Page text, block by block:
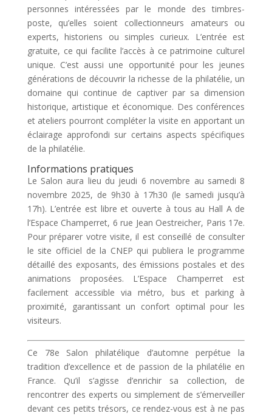
personnes intéressées par le monde des timbres-
poste, qu’elles soient collectionneurs amateurs ou
experts, historiens ou simples curieux. L’entrée est
gratuite, ce qui facilite l’accès à ce patrimoine culturel
unique. C’est aussi une opportunité pour les jeunes
générations de découvrir la richesse de la philatélie, un
domaine qui continue de captiver par sa dimension
historique, artistique et économique. Des conférences
et ateliers pourront compléter la visite en apportant un
éclairage approfondi sur certains aspects spécifiques
de la philatélie.
Informations pratiques
Le Salon aura lieu du jeudi 6 novembre au samedi 8
novembre 2025, de 9h30 à 17h30 (le samedi jusqu’à
17h). L’entrée est libre et ouverte à tous au Hall A de
l’Espace Champerret, 6 rue Jean Oestreicher, Paris 17e.
Pour préparer votre visite, il est conseillé de consulter
le site officiel de la CNEP qui publiera le programme
détaillé des exposants, des émissions postales et des
animations proposées. L’Espace Champerret est
facilement accessible via métro, bus et parking à
proximité, garantissant un confort optimal pour les
visiteurs.
Ce 78e Salon philatélique d’automne perpétue la
tradition d’excellence et de passion de la philatélie en
France. Qu’il s’agisse d’enrichir sa collection, de
rencontrer des experts ou simplement de s’émerveiller
devant ces petits trésors, ce rendez-vous est à ne pas